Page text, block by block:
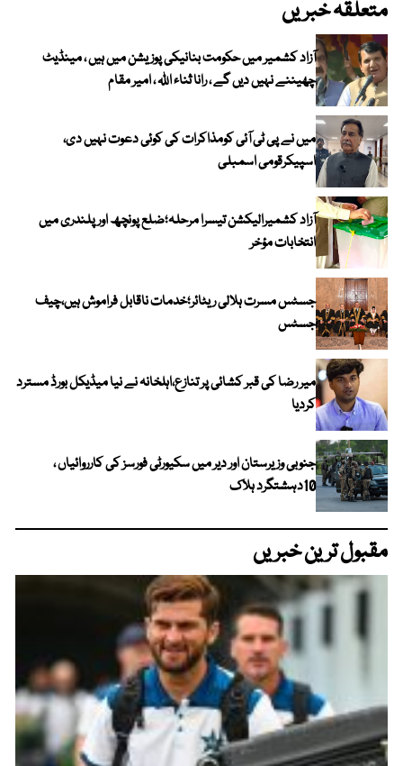
متعلقہ خبریں
آزاد کشمیر میں حکومت بنانیکی پوزیشن میں ہیں ، مینڈیٹ
چھیننے نہیں دیں گے ، رانا ثناء اللہ ، امیر مقام
میں نے پی ٹی آئی کومذاکرات کی کوئی دعوت نہیں دی،
اسپیکرقومی اسمبلی
آزاد کشمیرالیکشن تیسرا مرحلہ؛ضلع پونچھ اور پلندری میں
انتخابات مؤخر
جسٹس مسرت ہلالی ریٹائر؛خدمات ناقابل فراموش ہیں،چیف
جسٹس
میر رضا کی قبر کشائی پر تنازع،اہلخانہ نے نیا میڈیکل بورڈ مسترد
کردیا
جنوبی وزیرستان اور دیر میں سکیورٹی فورسز کی کارروائیاں ،
10دہشتگرد ہلاک
مقبول ترین خبریں